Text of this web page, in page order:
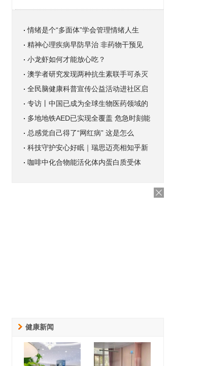
情绪是个“多面体”学会管理情绪人生
精神心理疾病早防早治 非药物干预见
小龙虾如何才能放心吃？
澳学者研究发现两种抗生素联手可杀灭
全民脑健康科普宣传公益活动进社区启
专访丨中国已成为全球生物医药领域的
多地地铁AED已实现全覆盖 危急时刻能
总感觉自己得了“网红病” 这是怎么
科技守护安心好眠｜瑞思迈亮相知乎新
咖啡中化合物能活化体内蛋白质受体
健康新闻